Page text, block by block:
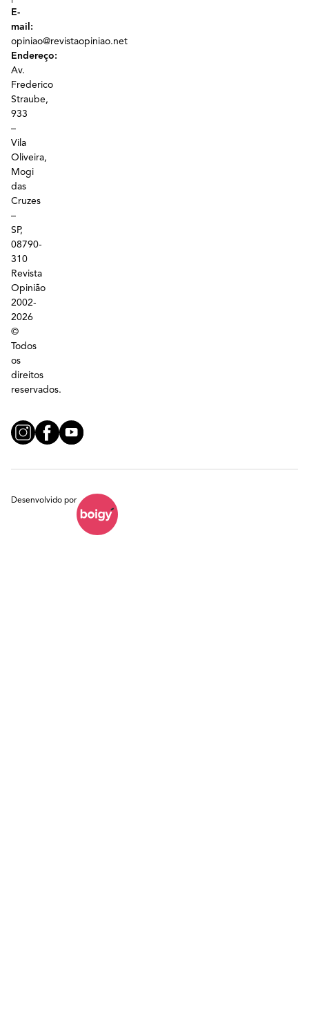
E-
mail:
opiniao@revistaopiniao.net
Endereço:
Av.
Frederico
Straube,
933
–
Vila
Oliveira,
Mogi
das
Cruzes
–
SP,
08790-
310
Revista
Opinião
2002-
2026
©
Todos
os
direitos
reservados.
Desenvolvido por